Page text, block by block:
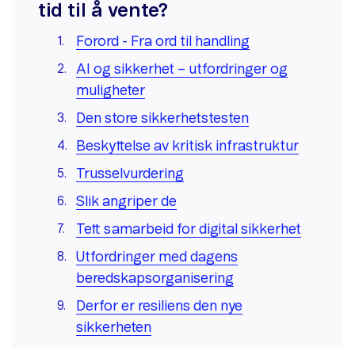
tid til å vente?
Forord - Fra ord til handling
AI og sikkerhet – utfordringer og
muligheter
Den store sikkerhetstesten
Beskyttelse av kritisk infrastruktur
Trusselvurdering
Slik angriper de
Tett samarbeid for digital sikkerhet
Utfordringer med dagens
beredskapsorganisering
Derfor er resiliens den nye
sikkerheten